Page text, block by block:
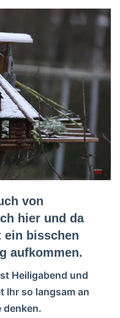
von
hier und da
ein bisschen
aufkommen.
Heiligabend und
Ihr so langsam an
denken.